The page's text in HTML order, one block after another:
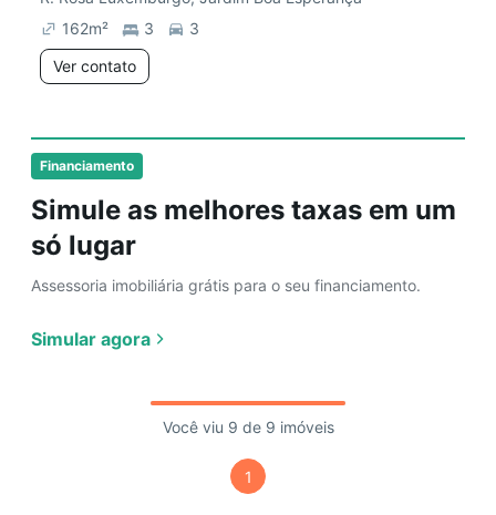
Financiamento
Simule as melhores taxas em um
só lugar
Assessoria imobiliária grátis para o seu financiamento.
Simular agora
162m² 3
3
Ver contato
Você viu 9 de 9 imóveis
1